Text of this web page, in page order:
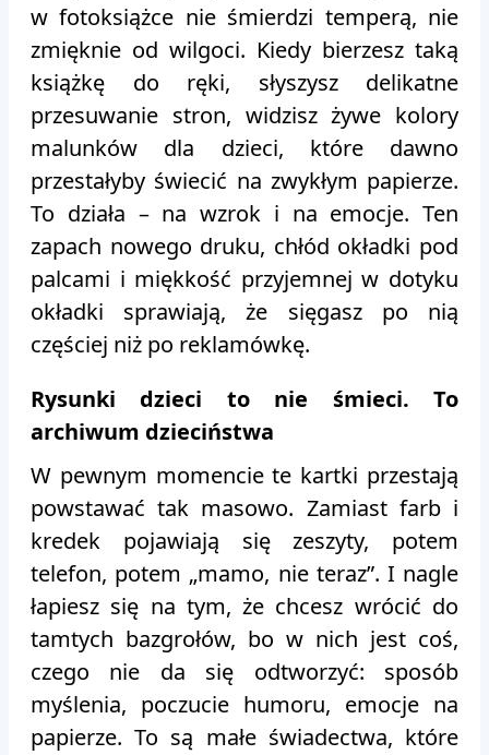
w fotoksiążce nie śmierdzi temperą, nie
zmięknie od wilgoci. Kiedy bierzesz taką
książkę do ręki, słyszysz delikatne
przesuwanie stron, widzisz żywe kolory
malunków dla dzieci, które dawno
przestałyby świecić na zwykłym papierze.
To działa – na wzrok i na emocje. Ten
zapach nowego druku, chłód okładki pod
palcami i miękkość przyjemnej w dotyku
okładki sprawiają, że sięgasz po nią
częściej niż po reklamówkę.
Rysunki dzieci to nie śmieci. To
archiwum dzieciństwa
W pewnym momencie te kartki przestają
powstawać tak masowo. Zamiast farb i
kredek pojawiają się zeszyty, potem
telefon, potem „mamo, nie teraz”. I nagle
łapiesz się na tym, że chcesz wrócić do
tamtych bazgrołów, bo w nich jest coś,
czego nie da się odtworzyć: sposób
myślenia, poczucie humoru, emocje na
papierze. To są małe świadectwa, które